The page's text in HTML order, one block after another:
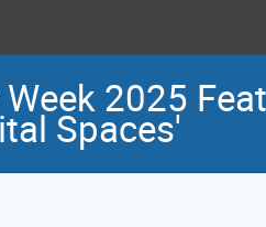
2025
Spaces'